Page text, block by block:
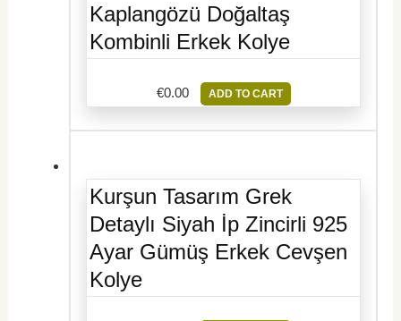
Kaplangözü Doğaltaş
Kombinli Erkek Kolye
€0.00 ADD TO CART
Kurşun Tasarım Grek
Detaylı Siyah İp Zincirli 925
Ayar Gümüş Erkek Cevşen
Kolye